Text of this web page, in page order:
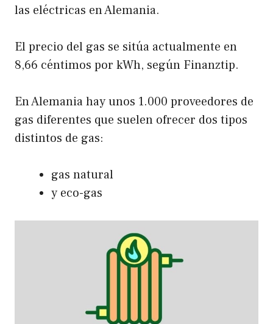
las eléctricas en Alemania.
El precio del gas se sitúa actualmente en
8,66 céntimos por kWh, según Finanztip.
En Alemania hay unos 1.000 proveedores de
gas diferentes que suelen ofrecer dos tipos
distintos de gas:
gas natural
y eco-gas